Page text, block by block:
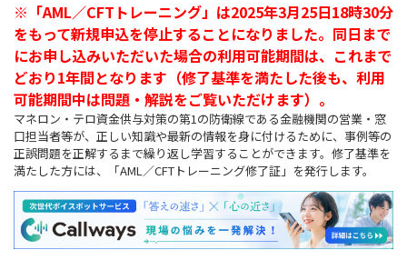
※「AML／CFTトレーニング」は2025年3月25日18時30分
をもって新規申込を停止することになりました。同日まで
にお申し込みいただいた場合の利用可能期間は、これまで
どおり1年間となります（修了基準を満たした後も、利用
可能期間中は問題・解説をご覧いただけます）。
マネロン・テロ資金供与対策の第1の防衛線である金融機関の営業・窓
口担当者等が、正しい知識や最新の情報を身に付けるために、事例等の
正誤問題を正解するまで繰り返し学習することができます。修了基準を
満たした方には、「AML／CFTトレーニング修了証」を発行します。